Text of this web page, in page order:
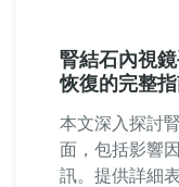
腎結石內視
恢復的完整
本文深入探討
面，包括影響
訊。提供詳細